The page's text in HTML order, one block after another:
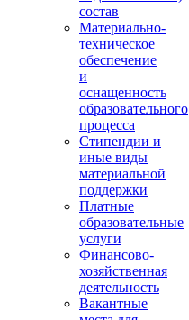
состав
Материально-
техническое
обеспечение
и
оснащенность
образовательного
процесса
Стипендии и
иные виды
материальной
поддержки
Платные
образовательные
услуги
Финансово-
хозяйственная
деятельность
Вакантные